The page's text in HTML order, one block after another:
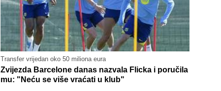
Transfer vrijedan oko 50 miliona eura
Zvijezda Barcelone danas nazvala Flicka i poručila
mu: "Neću se više vraćati u klub"